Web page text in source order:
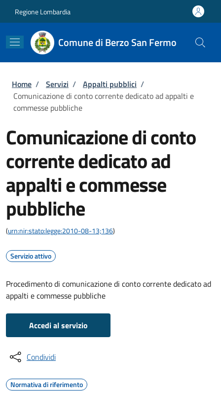
Regione Lombardia
Comune di Berzo San Fermo
Briciole di pane
Home / Servizi / Appalti pubblici /
Comunicazione di conto corrente dedicato ad appalti e
commesse pubbliche
Comunicazione di conto
corrente dedicato ad
appalti e commesse
pubbliche
(urn:nir:stato:legge:2010-08-13;136)
Servizio attivo
Procedimento di comunicazione di conto corrente dedicato ad
appalti e commesse pubbliche
Accedi al servizio
Condividi
Normativa di riferimento